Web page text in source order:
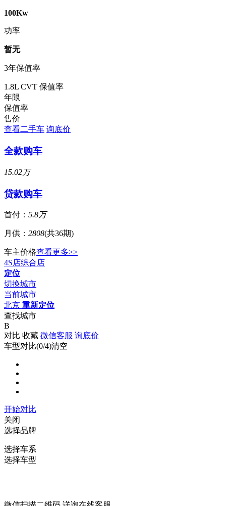
100Kw
功率
暂无
3年保值率
1.8L CVT 保值率
年限
保值率
售价
查看二手车 询底价
全款购车
15.02万
贷款购车
首付： 5.8万
月供： 2808(共36期)
车主价格查看更多>>
4S店综合店
定位
切换城市
当前城市
北京 重新定位
查找城市
B
对比 收藏 微信客服 询底价
车型对比(0/4)清空
开始对比
关闭
选择品牌
选择车系
选择车型